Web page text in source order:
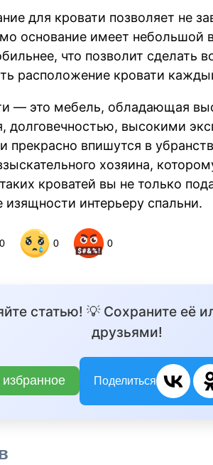
для кровати позволяет не
основание имеет небольшой
что позволит сделать
расположение кровати
— это мебель, обладающая
долговечностью, высокими
прекрасно впишутся в
хозяина,
кроватей вы не только
изящности интерьеру спальни.
0 0 0
статью! 💡 Сохраните её
друзьями!
Поделиться
BREAKING NEWS